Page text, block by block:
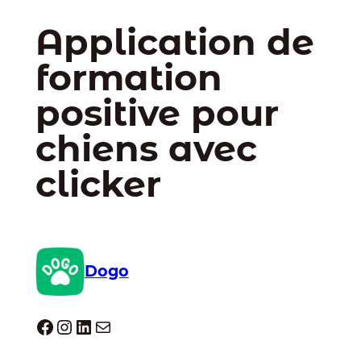
Application de
formation
positive pour
chiens avec
clicker
Dogo
Dogo facebook InstagramLinkedIn E-mail